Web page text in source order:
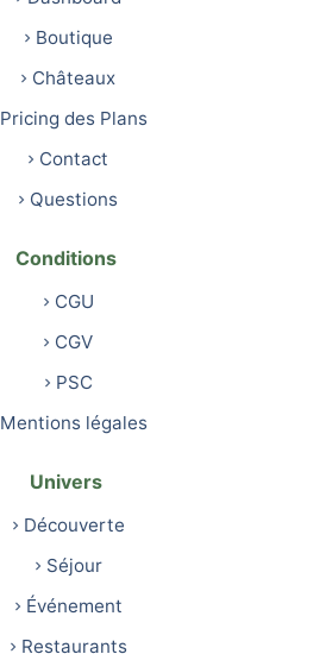
Boutique
Châteaux
Pricing des Plans
Contact
Questions
Conditions
CGU
CGV
PSC
Mentions légales
Univers
Découverte
Séjour
Événement
Restaurants